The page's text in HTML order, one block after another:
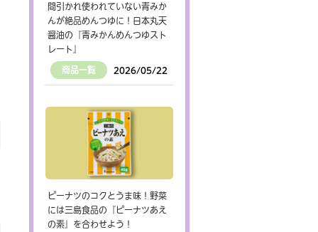
間引かれ使われていない青みか
んが絶品めんつゆに！日本丸天
醤油の『青みかんめんつゆスト
レート』
商品一覧 2026/05/22
ピーナツのコクとうま味！野菜
には三島食品の『ピーナツあえ
の素』を合わせよう！